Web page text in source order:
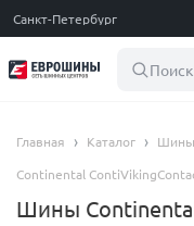
Санкт-Петербург
Главная Каталог Шины
Continental
Шины